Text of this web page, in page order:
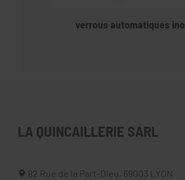
verrous automatiques
LA QUINCAILLERIE SARL
82 Rue de la Part-Dieu, 69003
LYON